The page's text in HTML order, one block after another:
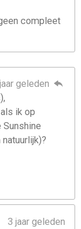
compleet
geleden
ik op
Sunshine
3 jaar geleden